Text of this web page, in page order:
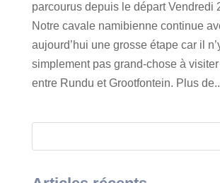
parcourus depuis le départ Vendredi
Notre cavale namibienne continue
aujourd’hui une grosse étape car il
simplement pas grand-chose à
entre Rundu et Grootfontein. Plus